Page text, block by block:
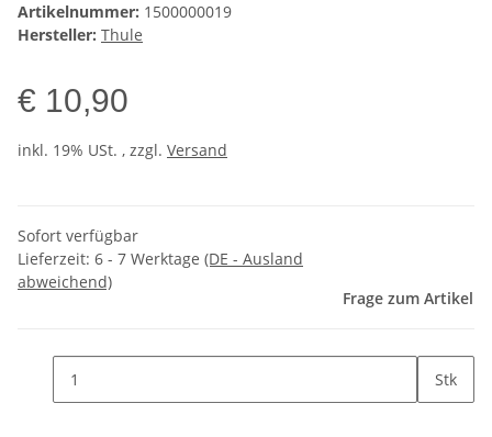
Artikelnummer: 1500000019
Hersteller: Thule
€ 10,90
inkl. 19% USt. , zzgl. Versand
Sofort verfügbar
Lieferzeit: 6 - 7 Werktage (DE - Ausland
abweichend)
Frage zum Artikel
Stk